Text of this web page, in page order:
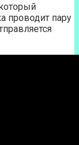
проводит пару